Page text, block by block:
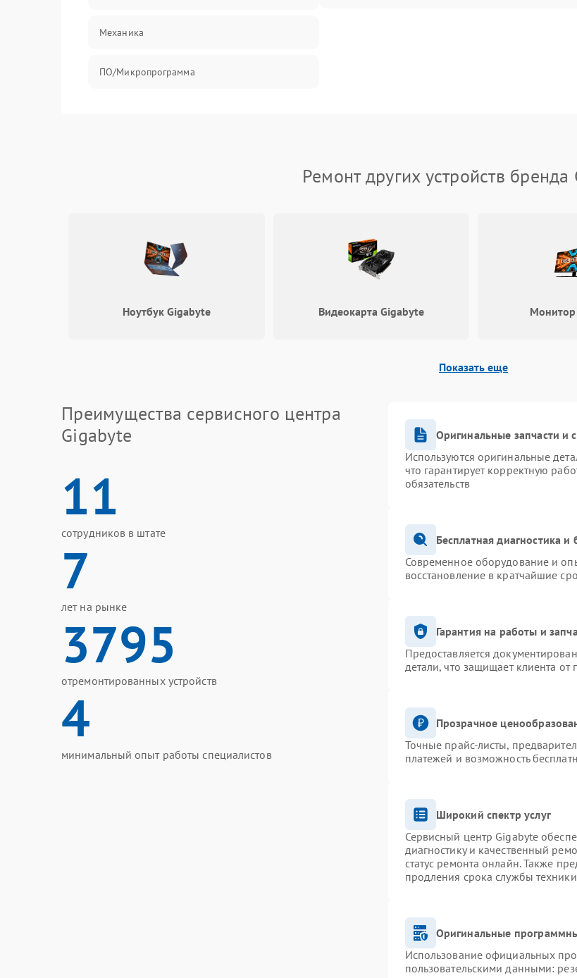
Механика
ПО/Микропрограмма
Ремонт других устройств
Ноутбук Gigabyte Видеокарта Gigabyte
Показать еще
Преимущества сервисного центра
Gigabyte
11
сотрудников в штате
7
лет на рынке
3795
отремонтированных устройств
4
минимальный опыт работы специалистов
Оригинальные запчасти и
Используются оригинальные
что гарантирует корректную
обязательств
Бесплатная диагностика
Современное оборудование и
восстановление в кратчайшие
Гарантия на работы и
Предоставляется
детали, что защищает клиента
Прозрачное
Точные прайс-листы,
платежей и возможность
Широкий спектр услуг
Сервисный центр Gigabyte
диагностику и качественный
статус ремонта онлайн. Также
продления срока службы техники
Оригинальные
Использование официальных
пользовательскими данными: